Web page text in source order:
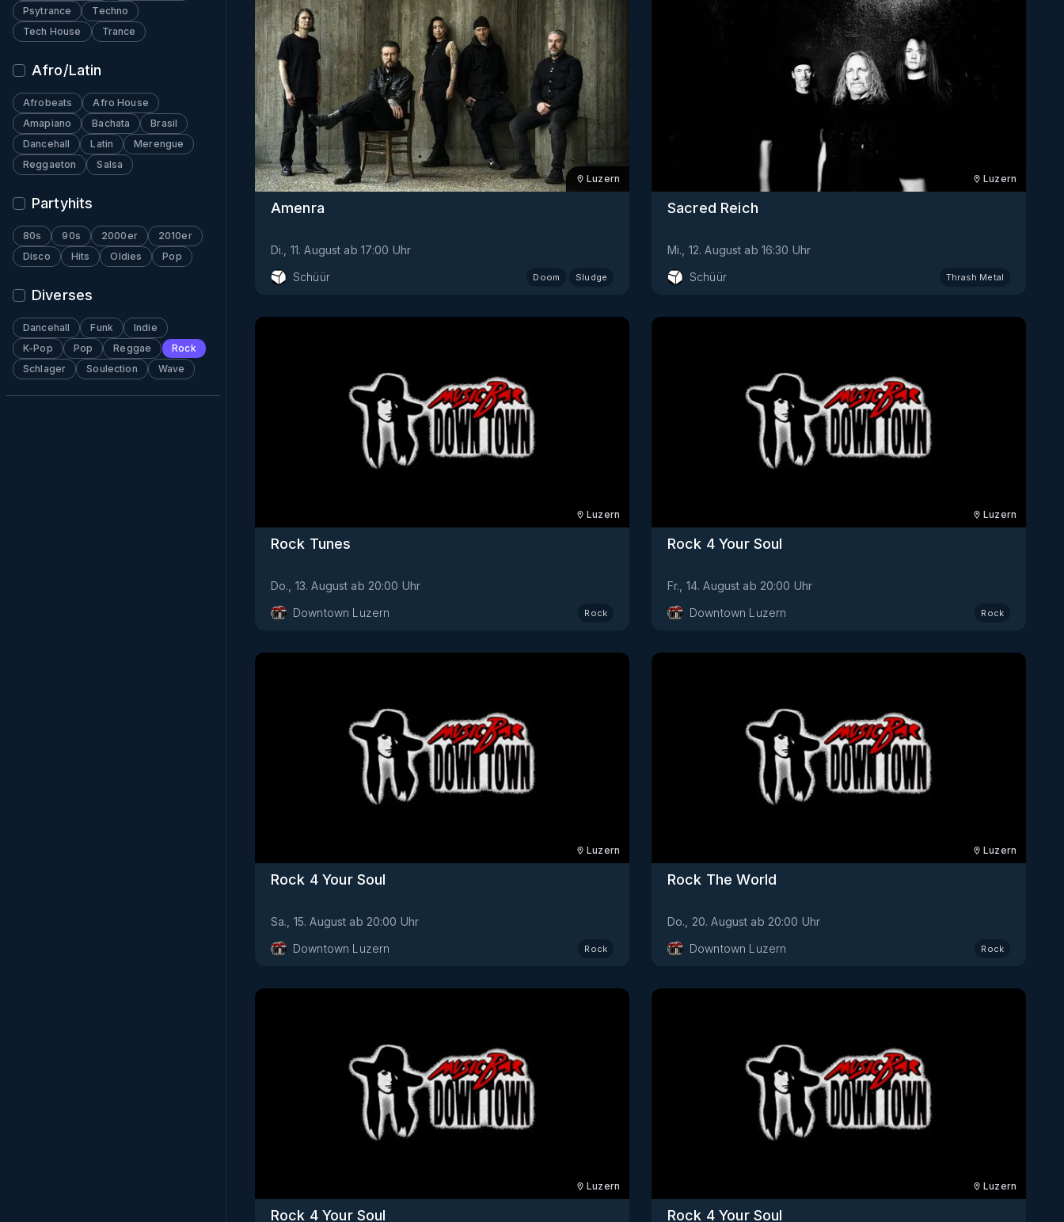
Psytrance
Techno
Tech House
Trance
Afro/Latin
Afrobeats
Afro House
Amapiano
Bachata
Brasil
Dancehall
Latin
Merengue
Reggaeton
Salsa
Partyhits
80s 90s 2000er
2010er
Disco
Hits Oldies Pop
Diverses
Dancehall Funk
Indie
K-Pop
Pop Reggae
Rock
Schlager
Soulection Wave
Luzern
Amenra
Di., 11. August ab 17:00 Uhr
Schüür
Doom Sludge
Luzern
Sacred Reich
Mi., 12. August ab 16:30 Uhr
Schüür
Thrash Metal
Luzern
Rock Tunes
Do., 13. August ab 20:00 Uhr
Downtown Luzern
Rock
Luzern
Rock 4 Your Soul
Fr., 14. August ab 20:00 Uhr
Downtown Luzern
Rock
Luzern
Rock 4 Your Soul
Sa., 15. August ab 20:00 Uhr
Downtown Luzern
Rock
Luzern
Rock The World
Do., 20. August ab 20:00 Uhr
Downtown Luzern
Rock
Luzern
Rock 4 Your Soul
Luzern
Rock 4 Your Soul